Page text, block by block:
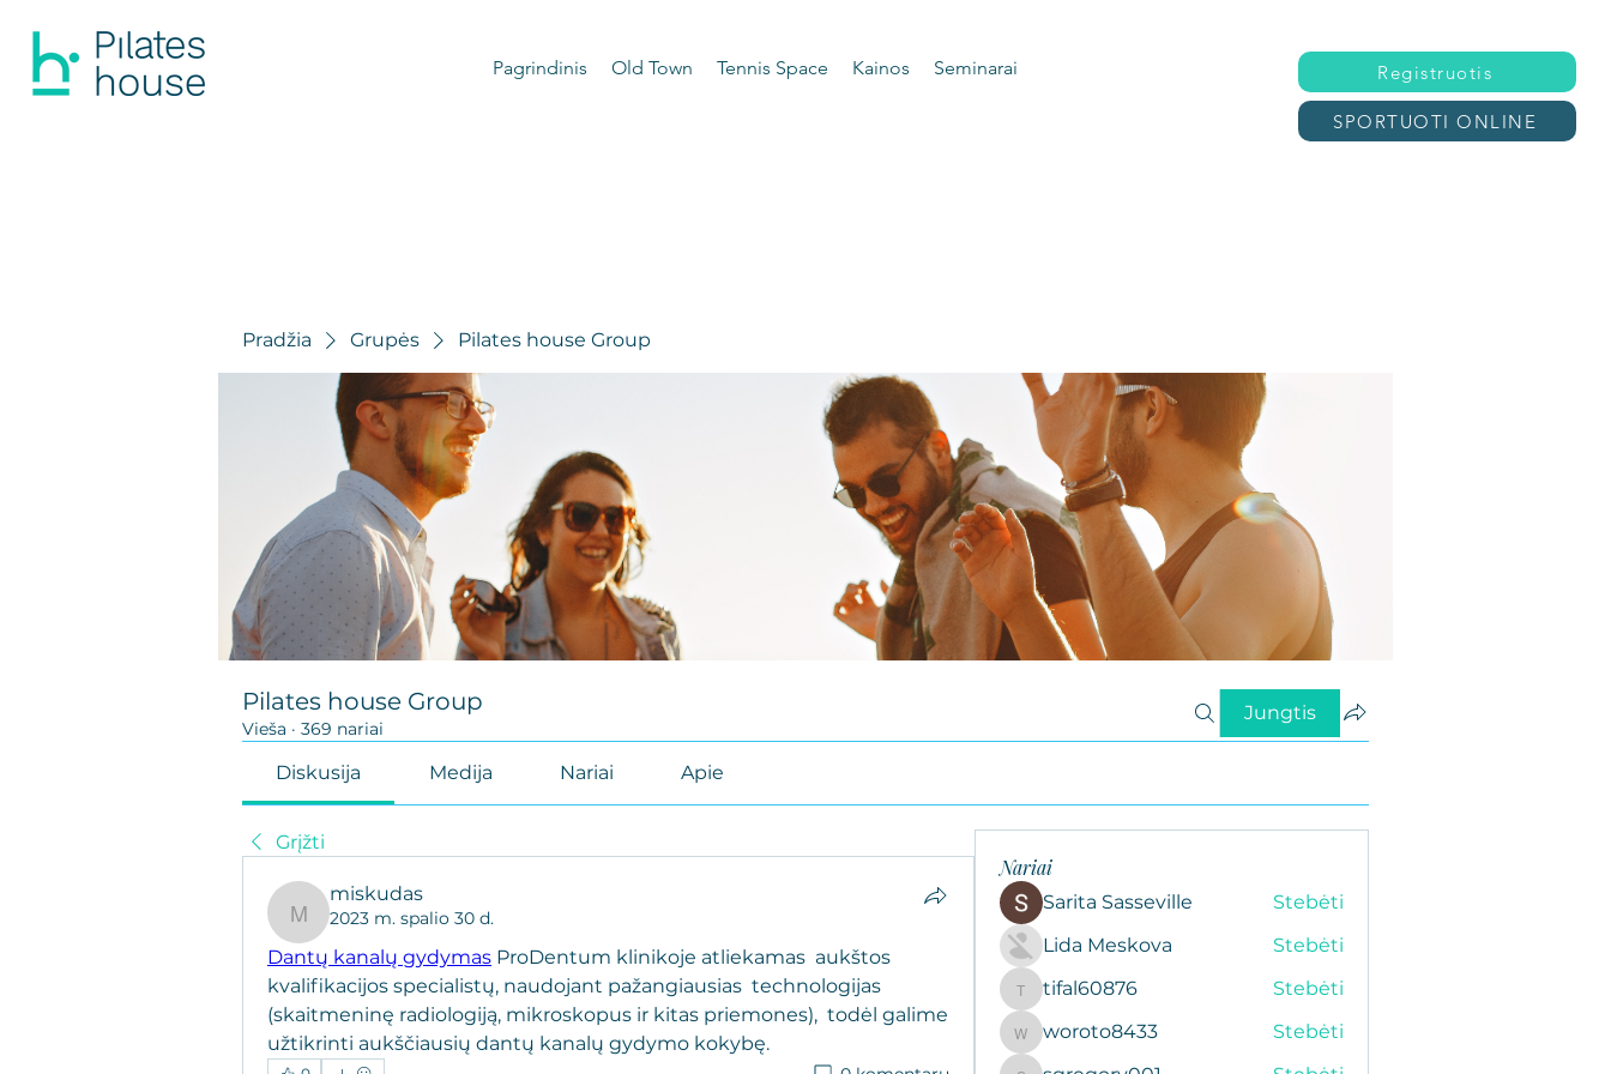
Pagrindinis Old Town Tennis Space Kainos Seminarai Registruotis
SPORTUOTI ONLINE
Pradžia Grupės Pilates house Group
Pilates house Group
Vieša · 369 nariai
Jungtis
Diskusija Medija Nariai Apie
Grįžti
miskudas
miskudas
2023 m. spalio 30 d.
Dantų kanalų gydymas ProDentum klinikoje atliekamas  aukštos
kvalifikacijos specialistų, naudojant pažangiausias  technologijas
(skaitmeninę radiologiją, mikroskopus ir kitas priemones),  todėl galime
užtikrinti aukščiausių dantų kanalų gydymo kokybę.
Nariai
Sarita Sasseville
Stebėti
Lida Meskova
Stebėti
tifal60876
tifal60876 Stebėti
woroto8433
woroto8433 Stebėti